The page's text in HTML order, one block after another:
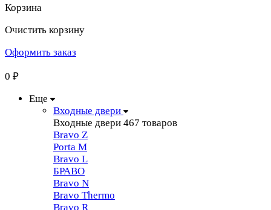
Корзина
Очистить корзину
Оформить заказ
0 ₽
Еще
Входные двери
Входные двери 467 товаров
Bravo Z
Porta М
Bravo L
БРАВО
Bravo N
Bravo Thermo
Bravo R